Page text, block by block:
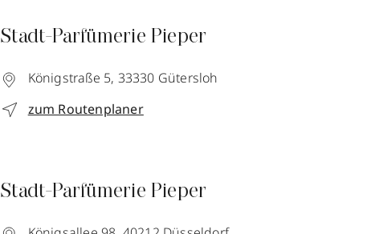
Stadt-Parfümerie Pieper
Königstraße 5, 33330 Gütersloh
zum Routenplaner
Stadt-Parfümerie Pieper